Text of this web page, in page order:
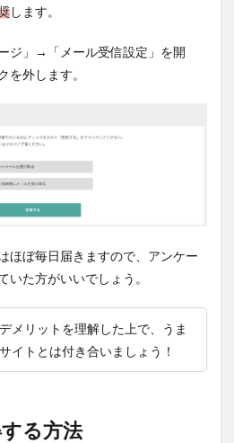
します。
ジ」→「メール受信設定」を開
を外します。
ほぼ毎日届きますので、アンケー
いた方がいいでしょう。
メリットを理解した上で、うま
イトとは付き合いましょう！
る方法